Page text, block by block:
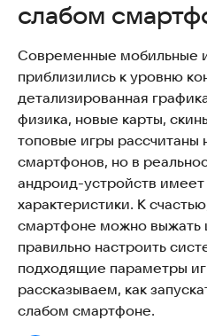
слабом
Современные мобильные
приблизились к уровню
детализированная
физика, новые карты,
топовые игры рассчитаны
смартфонов, но в
андроид-устройств
характеристики. К
смартфоне можно выжать
правильно настроить
подходящие параметры
рассказываем, как
слабом смартфоне.